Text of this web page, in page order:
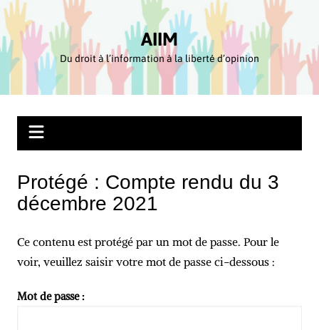
Aller
au
contenu
AIIM
Du droit à l’information à la liberté d’opinion
Protégé : Compte rendu du 3
décembre 2021
Ce contenu est protégé par un mot de passe. Pour le
voir, veuillez saisir votre mot de passe ci-dessous :
Mot de passe :